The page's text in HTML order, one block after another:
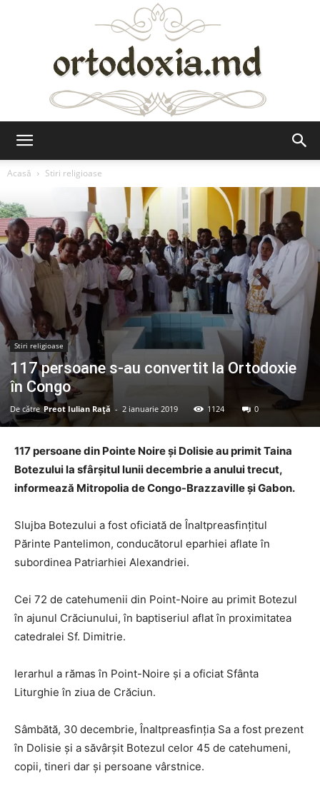
Acasă
Stiri religioase
Stiri religioase
117 persoane s-au convertit la Ortodoxie
în Congo
De către Preot Iulian Raţă - 2 ianuarie 2019 1124 0
117 persoane din Pointe Noire și Dolisie au primit Taina
Botezului la sfârșitul lunii decembrie a anului trecut,
informează Mitropolia de Congo-Brazzaville și Gabon.
Slujba Botezului a fost oficiată de Înaltpreasfințitul
Părinte Pantelimon, conducătorul eparhiei aflate în
subordinea Patriarhiei Alexandriei.
Cei 72 de catehumenii din Point-Noire au primit Botezul
în ajunul Crăciunului, în baptiseriul aflat în proximitatea
catedralei Sf. Dimitrie.
Ierarhul a rămas în Point-Noire și a oficiat Sfânta
Liturghie în ziua de Crăciun.
Sâmbătă, 30 decembrie, Înaltpreasfinția Sa a fost prezent
în Dolisie și a săvârșit Botezul celor 45 de catehumeni,
copii, tineri dar și persoane vârstnice.